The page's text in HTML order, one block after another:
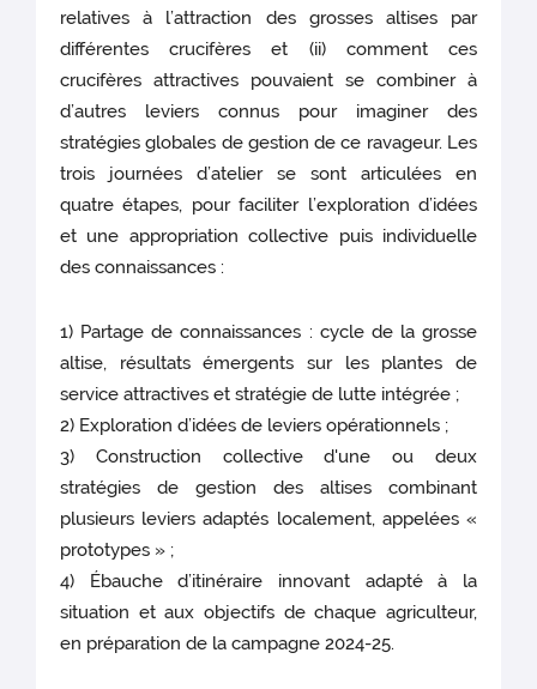
relatives à l’attraction des grosses altises par
différentes crucifères et (ii) comment ces
crucifères attractives pouvaient se combiner à
d’autres leviers connus pour imaginer des
stratégies globales de gestion de ce ravageur. Les
trois journées d’atelier se sont articulées en
quatre étapes, pour faciliter l’exploration d’idées
et une appropriation collective puis individuelle
des connaissances :
1) Partage de connaissances : cycle de la grosse
altise, résultats émergents sur les plantes de
service attractives et stratégie de lutte intégrée ;
2) Exploration d’idées de leviers opérationnels ;
3) Construction collective d'une ou deux
stratégies de gestion des altises combinant
plusieurs leviers adaptés localement, appelées «
prototypes » ;
4) Ébauche d’itinéraire innovant adapté à la
situation et aux objectifs de chaque agriculteur,
en préparation de la campagne 2024-25.